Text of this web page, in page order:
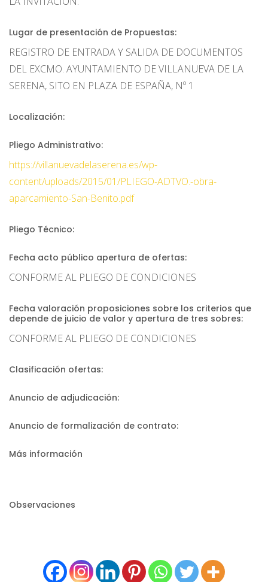
Lugar de presentación de Propuestas:
REGISTRO DE ENTRADA Y SALIDA DE DOCUMENTOS
DEL EXCMO. AYUNTAMIENTO DE VILLANUEVA DE LA
SERENA, SITO EN PLAZA DE ESPAÑA, Nº 1
Localización:
Pliego Administrativo:
https://villanuevadelaserena.es/wp-
content/uploads/2015/01/PLIEGO-ADTVO.-obra-
aparcamiento-San-Benito.pdf
Pliego Técnico:
Fecha acto público apertura de ofertas:
CONFORME AL PLIEGO DE CONDICIONES
Fecha valoración proposiciones sobre los criterios que
depende de juicio de valor y apertura de tres sobres:
CONFORME AL PLIEGO DE CONDICIONES
Clasificación ofertas:
Anuncio de adjudicación:
Anuncio de formalización de contrato:
Más información
Observaciones